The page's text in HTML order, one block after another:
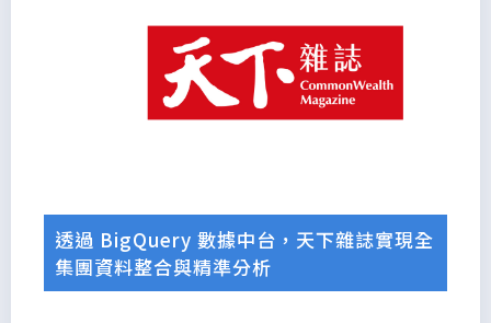
透過 BigQuery 數據中台，天下雜誌實現全
集團資料整合與精準分析